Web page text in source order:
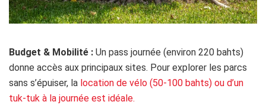
Budget & Mobilité : Un pass journée (environ 220 bahts)
donne accès aux principaux sites. Pour explorer les parcs
sans s’épuiser, la location de vélo (50-100 bahts) ou d’un
tuk-tuk à la journée est idéale.